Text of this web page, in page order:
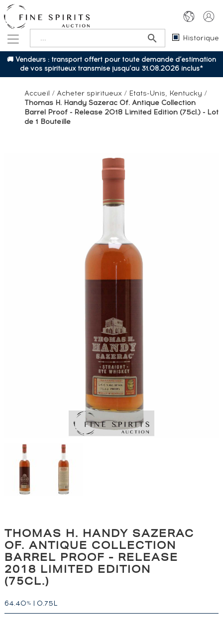
Historique
🚚 Vendeurs : transport offert pour toute demande d’estimation
de vos spiritueux transmise jusqu’au 31.08.2026 inclus*
Accueil / Acheter spiritueux / Etats-Unis, Kentucky /
Thomas H. Handy Sazerac Of. Antique Collection
Barrel Proof - Release 2018 Limited Edition (75cl.) - Lot
de 1 Bouteille
THOMAS H. HANDY SAZERAC
OF. ANTIQUE COLLECTION
BARREL PROOF - RELEASE
2018 LIMITED EDITION
(75CL.)
64.40% | 0.75L